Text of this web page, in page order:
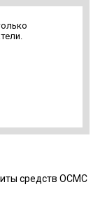
средств ОСМС